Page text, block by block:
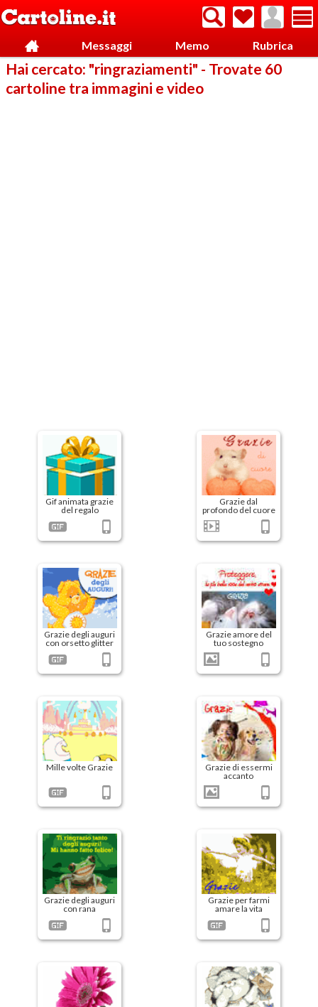
Messaggi Memo Rubrica
Hai cercato: "ringraziamenti" - Trovate 60
cartoline tra immagini e video
Gif animata grazie
del regalo
Grazie dal
profondo del cuore
Grazie degli auguri
con orsetto glitter
Grazie amore del
tuo sostegno
Mille volte Grazie
Grazie di essermi
accanto
Grazie degli auguri
con rana
Grazie per farmi
amare la vita